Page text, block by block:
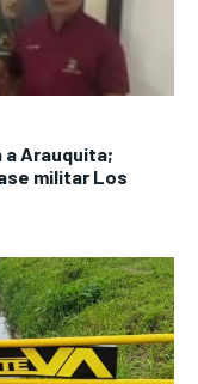
Arauquita;
militar Los